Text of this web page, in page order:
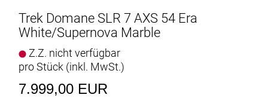
Rahmengröße: 60
Rahmenmaterial: Carbon
Gangschaltung: SRAM Force AXS, max. 36 Z. an
größtem Ritzel
Trek Domane SLR 7 AXS 54 Era
White/Supernova Marble
Z.Z. nicht verfügbar
pro Stück (inkl. MwSt.)
7.999,00 EUR